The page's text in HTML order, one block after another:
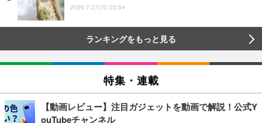
2026.7.27(月) 22:54
ランキングをもっと見る
特集・連載
【動画レビュー】注目ガジェットを動画で解説！公式Y
ouTubeチャンネル